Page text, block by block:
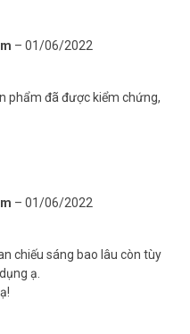
– 01/06/2022
phẩm đã được kiểm chứng,
– 01/06/2022
chiếu sáng bao lâu còn tùy
ạ.